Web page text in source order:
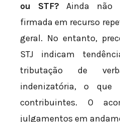
ou STF? Ainda não
firmada em recurso
geral. No entanto,
STJ indicam
tributação de
indenizatória, o que
contribuintes. O
julgamentos em